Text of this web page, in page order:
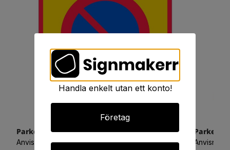
Parkeringsförbud i området 900x900 refex
Anvisningsskyltar - Vägvisning
Handla enkelt utan ett konto!
Företag